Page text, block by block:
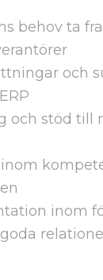
behov ta
och
och stöd till
inom